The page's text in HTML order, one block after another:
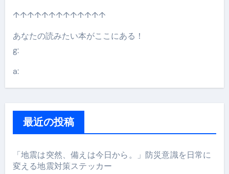
↑↑↑↑↑↑↑↑↑↑↑↑↑
あなたの読みたい本がここにある！
g:
a:
最近の投稿
「地震は突然、備えは今日から。」防災意識を日常に
変える地震対策ステッカー